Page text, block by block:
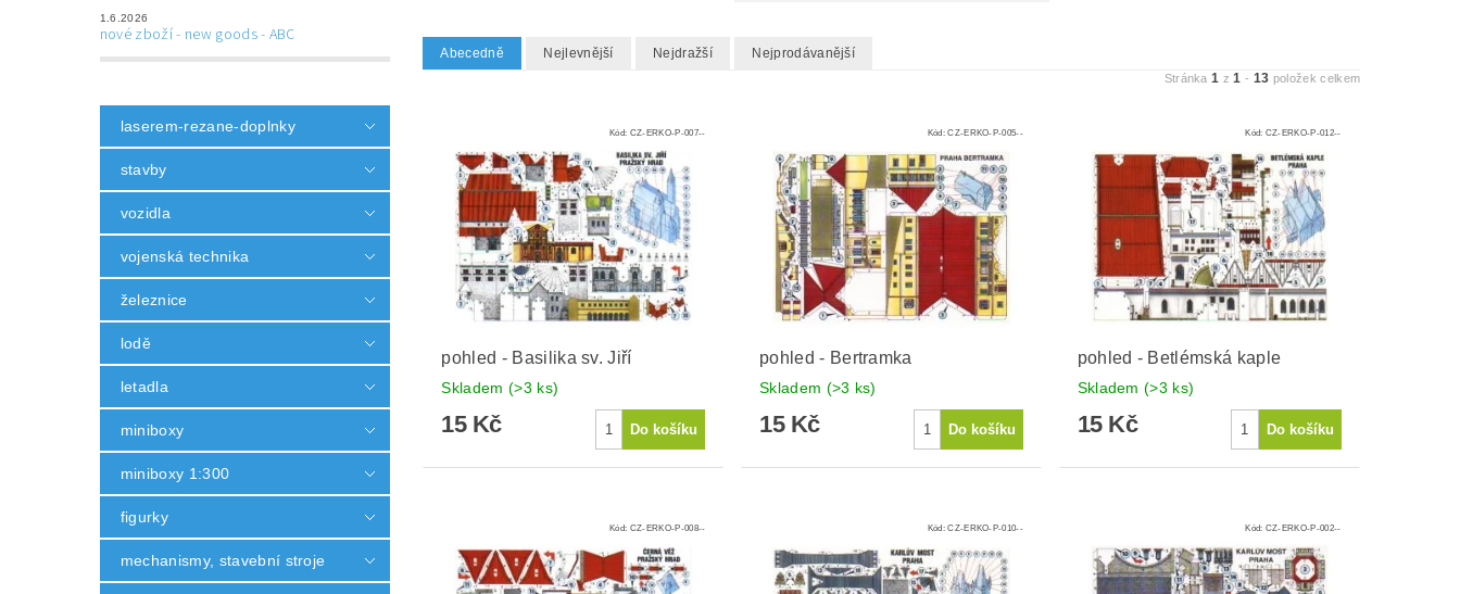
1.6.2026
nové zboží - new goods - ABC
laserem-rezane-doplnky
stavby
vozidla
vojenská technika
železnice
lodě
letadla
miniboxy
miniboxy 1:300
figurky
mechanismy, stavební stroje
Abecedně Nejlevnější Nejdražší Nejprodávanější
Stránka1 z1 - 13 položek celkem
Kód: CZ-ERKO-P-007--
pohled - Basilika sv. Jiří
Skladem (>3 ks)
15 Kč
Kód:CZ-ERKO-P-005--
pohled - Bertramka
Skladem (>3 ks)
15 Kč
Kód: CZ-ERKO-P-012--
pohled - Betlémská kaple
Skladem(>3 ks)
15 Kč
Kód: CZ-ERKO-P-008-- Kód:CZ-ERKO-P-010-- Kód: CZ-ERKO-P-002--